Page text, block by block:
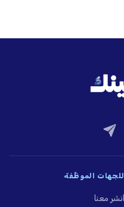
للجهات الموظِّفة
انشر معنا